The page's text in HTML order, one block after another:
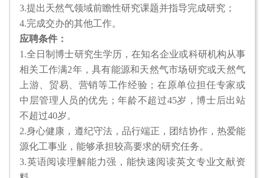
3.提出天然气领域前瞻性研究课题并指导完成研究；
4.完成交办的其他工作。
应聘条件：
1.全日制博士研究生学历，在知名企业或科研机构从事
相关工作满2年，具有能源和天然气市场研究或天然气
上游、贸易、营销等工作经验；在原单位担任专家或
中层管理人员的优先；年龄不超过45岁，博士后出站
不超过40岁。
2.身心健康，遵纪守法，品行端正，团结协作，热爱能
源化工事业，能够承担较高要求的研究任务。
3.英语阅读理解能力强，能快速阅读英文专业文献资